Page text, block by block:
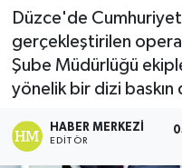
Düzce'de Cumhuriyet
gerçekleştirilen
Şube Müdürlüğü
yönelik bir dizi baskın
HABER MERKEZI
EDITÖR
Son Dakika
Haber Arşivi